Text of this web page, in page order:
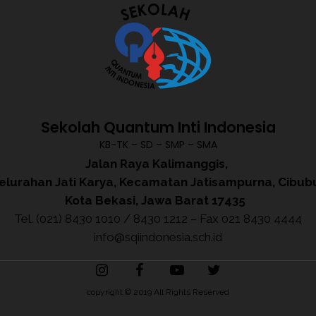
Sekolah Quantum Inti Indonesia
KB-TK – SD – SMP – SMA
Jalan Raya Kalimanggis,
Jati Karya, Kecamatan Jatisampurna,
Kota Bekasi, Jawa Barat 17435
Tel. (021) 8430 1010 / 8430 1212 – Fax 021 8430 4444
info@sqiindonesia.sch.id
copyright © 2019 All Rights Reserved